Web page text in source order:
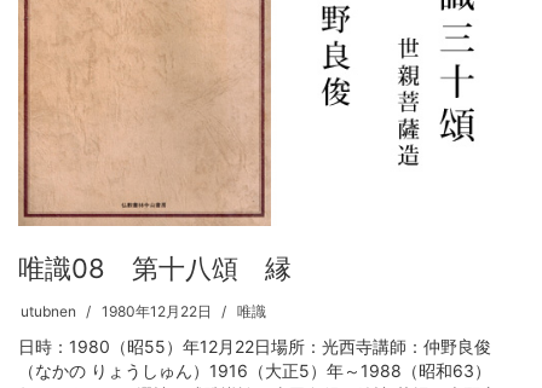
唯識08 第十八頌 縁
utubnen 1980年12月22日 唯識
日時：1980（昭55）年12月22日場所：光西寺講師：仲野良俊
（なかの りょうしゅん）1916（大正5）年～1988（昭和63）